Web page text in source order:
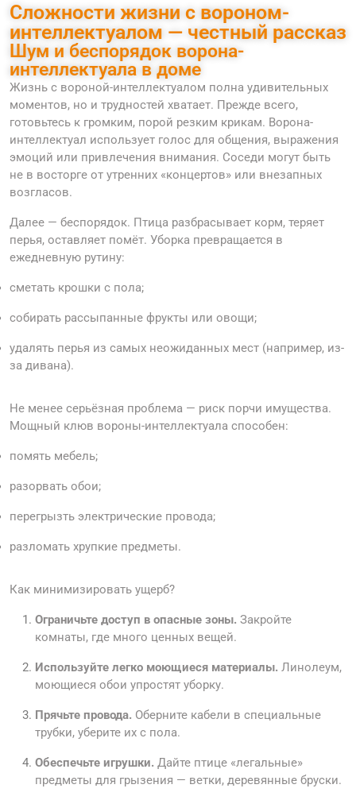
Сложности жизни с вороном-
интеллектуалом — честный рассказ
Шум и беспорядок ворона-
интеллектуала в доме
Жизнь с вороной-интеллектуалом полна удивительных
моментов, но и трудностей хватает. Прежде всего,
готовьтесь к громким, порой резким крикам. Ворона-
интеллектуал использует голос для общения, выражения
эмоций или привлечения внимания. Соседи могут быть
не в восторге от утренних «концертов» или внезапных
возгласов.
Далее — беспорядок. Птица разбрасывает корм, теряет
перья, оставляет помёт. Уборка превращается в
ежедневную рутину:
сметать крошки с пола;
собирать рассыпанные фрукты или овощи;
удалять перья из самых неожиданных мест (например, из-
за дивана).
Не менее серьёзная проблема — риск порчи имущества.
Мощный клюв вороны-интеллектуала способен:
помять мебель;
разорвать обои;
перегрызть электрические провода;
разломать хрупкие предметы.
Как минимизировать ущерб?
Ограничьте доступ в опасные зоны. Закройте
комнаты, где много ценных вещей.
Используйте легко моющиеся материалы. Линолеум,
моющиеся обои упростят уборку.
Прячьте провода. Оберните кабели в специальные
трубки, уберите их с пола.
Обеспечьте игрушки. Дайте птице «легальные»
предметы для грызения — ветки, деревянные бруски.